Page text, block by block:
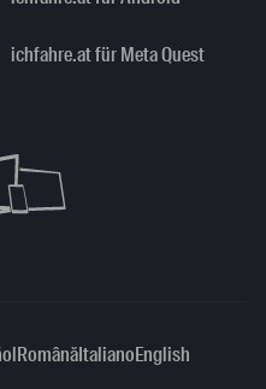
ichfahre.at für Meta Quest
RomânăItalianoEnglish